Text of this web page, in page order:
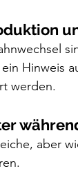
Hinweis
werden.
aber